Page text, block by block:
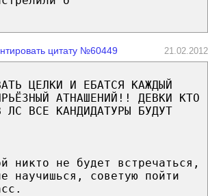
цитату №60449 21.02.2012
ЦЕЛКИ И ЕБАТСЯ КАЖДЫЙ
АТНАШЕНИЙ!! ДЕВКИ КТО
ЛС ВСЕ КАНДИДАТУРЫ БУДУТ
никто не будет встречаться,
научишься, советую пойти